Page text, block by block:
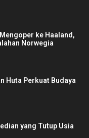
ke Haaland,
Norwegia
Huta Perkuat Budaya
yang Tutup Usia